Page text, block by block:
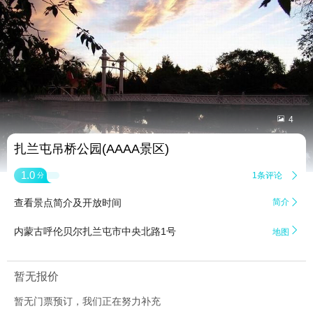
 4
扎兰屯吊桥公园(AAAA景区)
1.0 分 1条评论 
查看景点简介及开放时间 简介 
内蒙古呼伦贝尔扎兰屯市中央北路1号 地图 
暂无报价
暂无门票预订，我们正在努力补充
